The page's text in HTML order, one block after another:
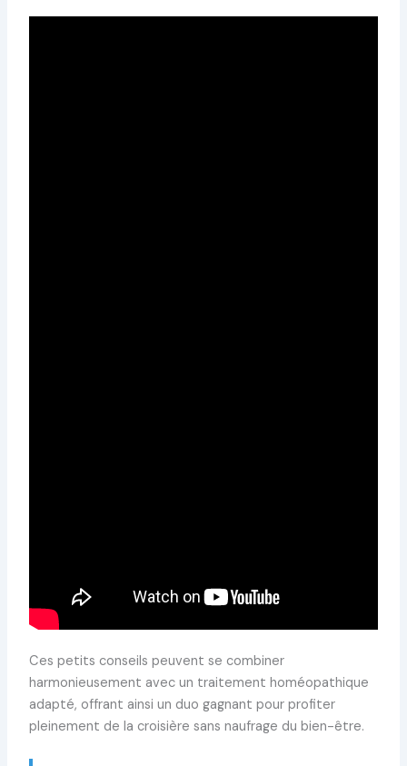
Ces petits conseils peuvent se combiner
harmonieusement avec un traitement homéopathique
adapté, offrant ainsi un duo gagnant pour profiter
pleinement de la croisière sans naufrage du bien-être.